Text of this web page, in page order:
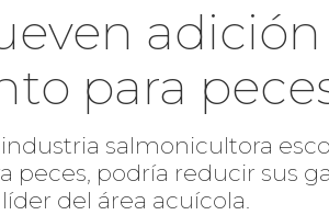
para
industria salmonicultora
peces, podría reducir sus
del área acuícola.